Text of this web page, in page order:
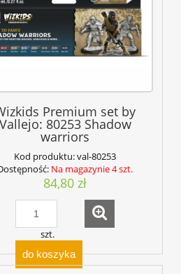
Premium set by
Vallejo: 80253 Shadow
warriors
Kod produktu:val-80253
Na magazynie 4 szt.
84,80 zł
szt.
do koszyka